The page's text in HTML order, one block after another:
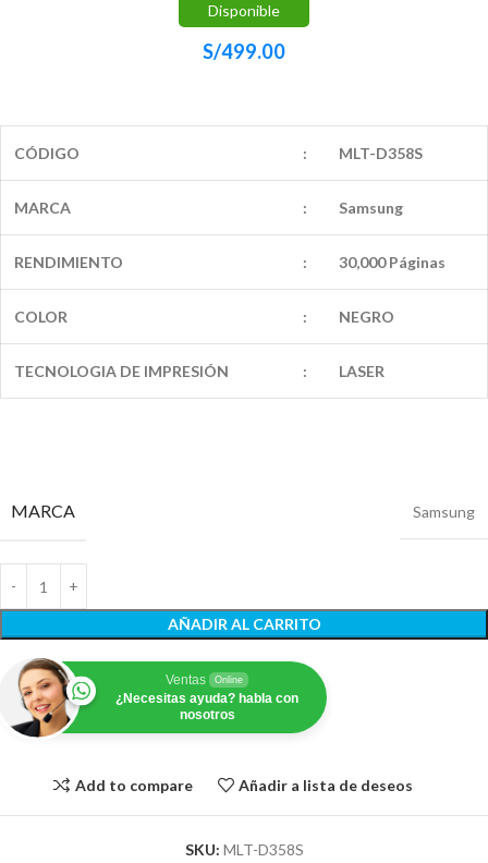
Disponible
S/499.00
CÓDIGO : MLT-D358S
MARCA : Samsung
RENDIMIENTO : 30,000 Páginas
COLOR : NEGRO
TECNOLOGIA DE IMPRESIÓN : LASER
MARCA Samsung
AÑADIR AL CARRITO
Ventas Online
¿Necesitas ayuda? habla con
nosotros
Add to compare Añadir a lista de deseos
SKU: MLT-D358S